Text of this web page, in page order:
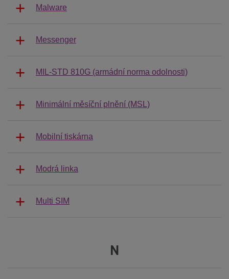
Malware
Messenger
MIL-STD 810G (armádní norma odolnosti)
Minimální měsíční plnění (MSL)
Mobilní tiskárna
Modrá linka
Multi SIM
N